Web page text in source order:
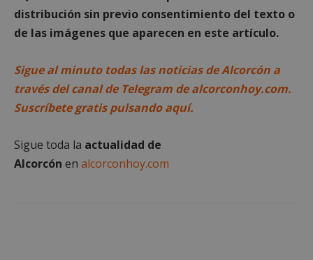
distribución sin previo consentimiento del texto o
de las imágenes que aparecen en este artículo.
Sigue al minuto todas las noticias de Alcorcón a
través del canal de Telegram de alcorconhoy.com.
Suscríbete gratis pulsando aquí.
Sigue toda la actualidad de
Alcorcón en alcorconhoy.com
Cookies de
Cookies de
Cookies no clasificadas